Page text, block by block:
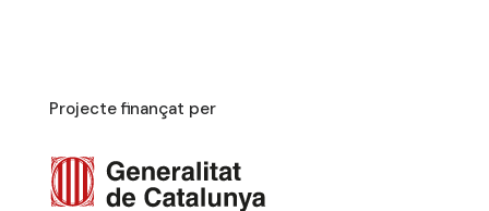
Projecte finançat per